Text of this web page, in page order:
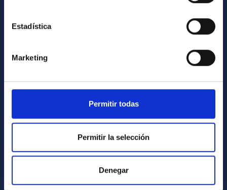
Estadística
Marketing
Permitir todas
Permitir la selección
Denegar
Legislación
Igualdad y diversidad de género
Medio Ambiente y Sostenibilidad
Proyectos institucionales
Financiación externa
Programa Severo Ochoa
Amigos del IAC